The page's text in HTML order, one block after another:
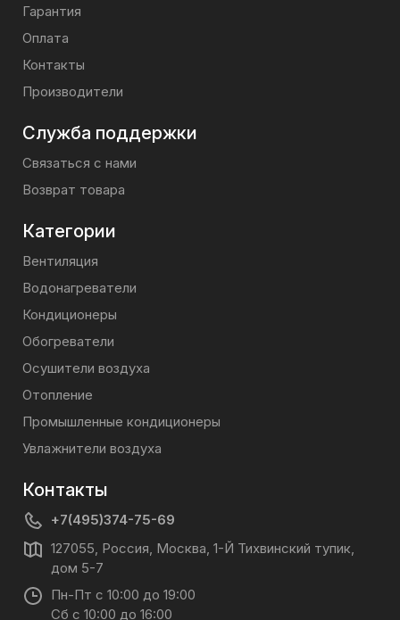
Гарантия
Оплата
Контакты
Производители
Служба поддержки
Связаться с нами
Возврат товара
Категории
Вентиляция
Водонагреватели
Кондиционеры
Обогреватели
Осушители воздуха
Отопление
Промышленные кондиционеры
Увлажнители воздуха
Контакты
+7(495)374-75-69
127055, Россия, Москва, 1-Й Тихвинский тупик,
дом 5-7
Пн-Пт с 10:00 до 19:00
Сб с 10:00 до 16:00